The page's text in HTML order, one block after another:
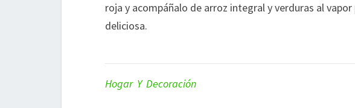
roja y acompáñalo de arroz integral y verduras al
deliciosa.
Hogar Y Decoración